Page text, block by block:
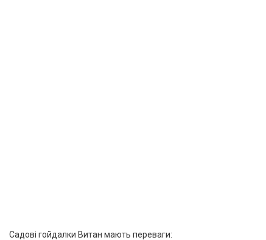
Садові гойдалки Витан мають переваги: